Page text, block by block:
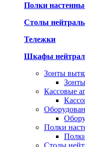
Полки
Столы
Тележки
Шкафы
Зонты
Кассовые
Полки
Столы